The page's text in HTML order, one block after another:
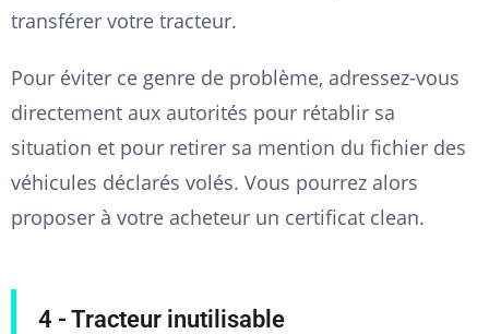
transférer votre tracteur.
Pour éviter ce genre de problème, adressez-vous
directement aux autorités pour rétablir sa
situation et pour retirer sa mention du fichier des
véhicules déclarés volés. Vous pourrez alors
proposer à votre acheteur un certificat clean.
4 - Tracteur inutilisable